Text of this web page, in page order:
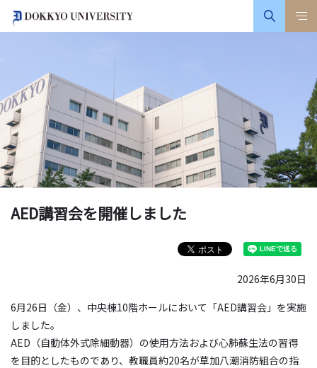
AED講習会を開催しました
2026年6月30日
6月26日（金）、中央棟10階ホールにおいて「AED講習会」を実施
しました。
AED（自動体外式除細動器）の使用方法および心肺蘇生法の習得
を目的としたものであり、教職員約20名が草加八潮消防組合の指